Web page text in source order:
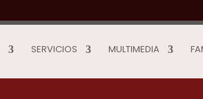
SERVICIOS MULTIMEDIA